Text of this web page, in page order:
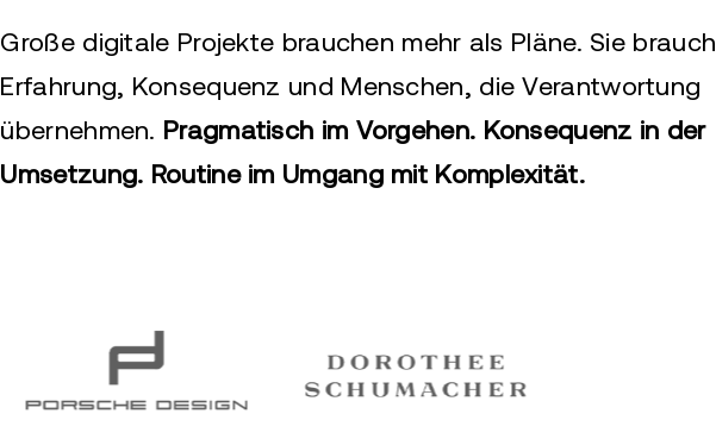
Große digitale Projekte brauchen mehr als Pläne. Sie
Erfahrung, Konsequenz und Menschen, die Verantwortung
übernehmen. Pragmatisch im Vorgehen. Konsequenz in der
Umsetzung. Routine im Umgang mit Komplexität.